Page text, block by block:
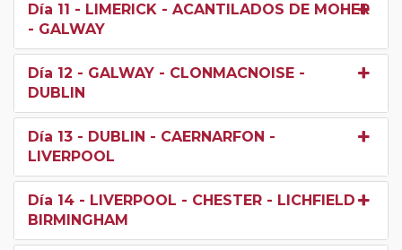
Día 11 - LIMERICK - ACANTILADOS DE MOHER
- GALWAY
Día 12 - GALWAY - CLONMACNOISE -
DUBLIN
Día 13 - DUBLIN - CAERNARFON -
LIVERPOOL
Día 14 - LIVERPOOL - CHESTER - LICHFIELD -
BIRMINGHAM